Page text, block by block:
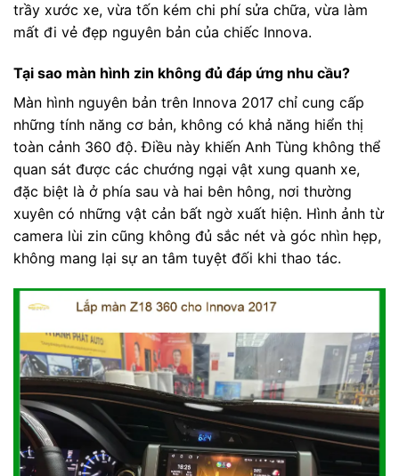
trầy xước xe, vừa tốn kém chi phí sửa chữa, vừa làm
mất đi vẻ đẹp nguyên bản của chiếc Innova.
Tại sao màn hình zin không đủ đáp ứng nhu cầu?
Màn hình nguyên bản trên Innova 2017 chỉ cung cấp
những tính năng cơ bản, không có khả năng hiển thị
toàn cảnh 360 độ. Điều này khiến Anh Tùng không thể
quan sát được các chướng ngại vật xung quanh xe,
đặc biệt là ở phía sau và hai bên hông, nơi thường
xuyên có những vật cản bất ngờ xuất hiện. Hình ảnh từ
camera lùi zin cũng không đủ sắc nét và góc nhìn hẹp,
không mang lại sự an tâm tuyệt đối khi thao tác.